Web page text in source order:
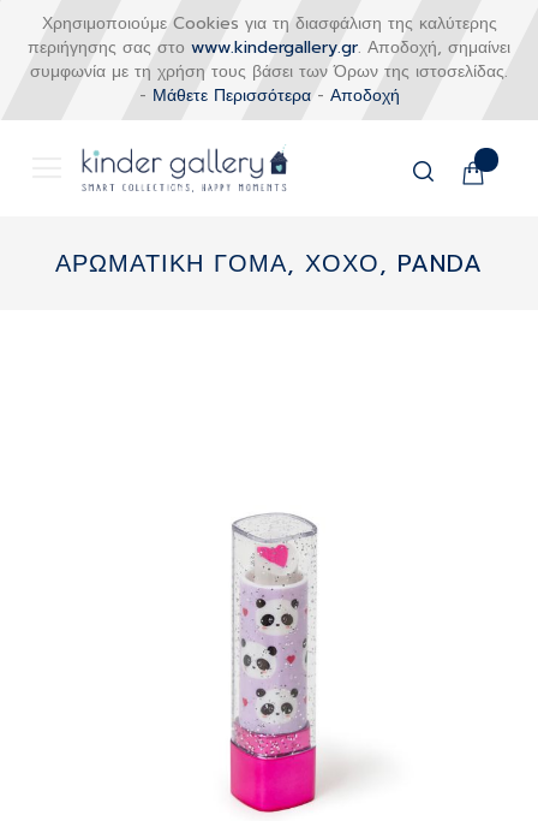
Χρησιμοποιούμε Cookies για τη διασφάλιση της καλύτερης
περιήγησης σας στο www.kindergallery.gr. Αποδοχή, σημαίνει
συμφωνία με τη χρήση τους βάσει των Όρων της ιστοσελίδας.
- Μάθετε Περισσότερα- Αποδοχή
Το
περιεχόμενο
ΑΡΩΜΑΤΙΚΗ ΓΟΜΑ, ΧΟΧΟ, PANDA